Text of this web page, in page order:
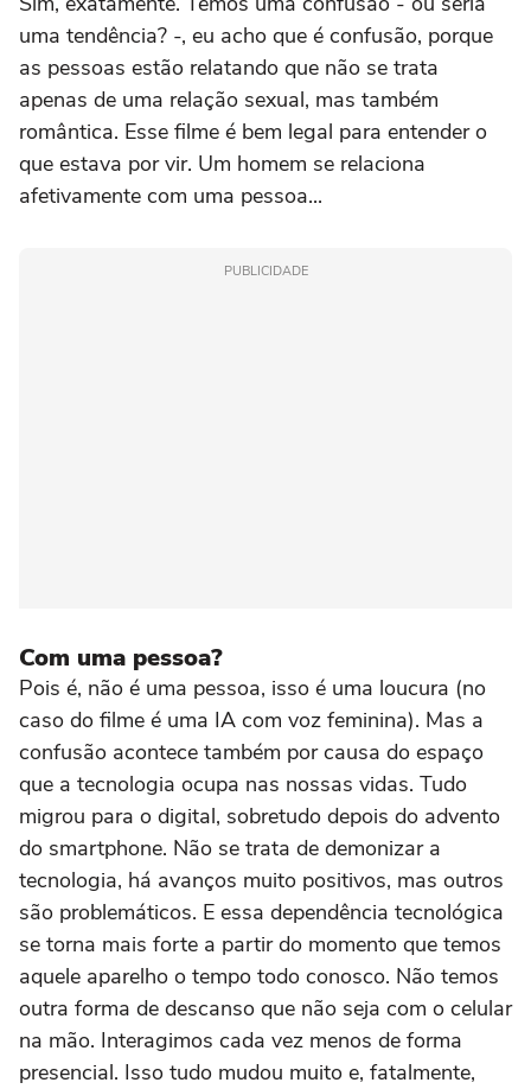
uma tendência? -, eu acho que é confusão, porque
as pessoas estão relatando que não se trata
apenas de uma relação sexual, mas também
romântica. Esse filme é bem legal para entender o
que estava por vir. Um homem se relaciona
afetivamente com uma pessoa...
PUBLICIDADE
Com uma pessoa?
Pois é, não é uma pessoa, isso é uma loucura (no
caso do filme é uma IA com voz feminina). Mas a
confusão acontece também por causa do espaço
que a tecnologia ocupa nas nossas vidas. Tudo
migrou para o digital, sobretudo depois do advento
do smartphone. Não se trata de demonizar a
tecnologia, há avanços muito positivos, mas outros
são problemáticos. E essa dependência tecnológica
se torna mais forte a partir do momento que temos
aquele aparelho o tempo todo conosco. Não temos
outra forma de descanso que não seja com o celular
na mão. Interagimos cada vez menos de forma
presencial. Isso tudo mudou muito e, fatalmente,